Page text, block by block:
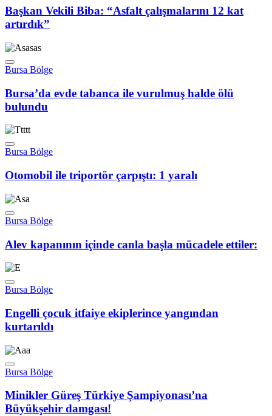
Başkan Vekili Biba: “Asfalt çalışmalarını 12 kat
artırdık”
Bursa Bölge
Bursa’da evde tabanca ile vurulmuş halde ölü
bulundu
Bursa Bölge
Otomobil ile triportör çarpıştı: 1 yaralı
Bursa Bölge
Alev kapanının içinde canla başla mücadele ettiler:
Bursa Bölge
Engelli çocuk itfaiye ekiplerince yangından
kurtarıldı
Bursa Bölge
Minikler Güreş Türkiye Şampiyonası’na
Büyükşehir damgası!